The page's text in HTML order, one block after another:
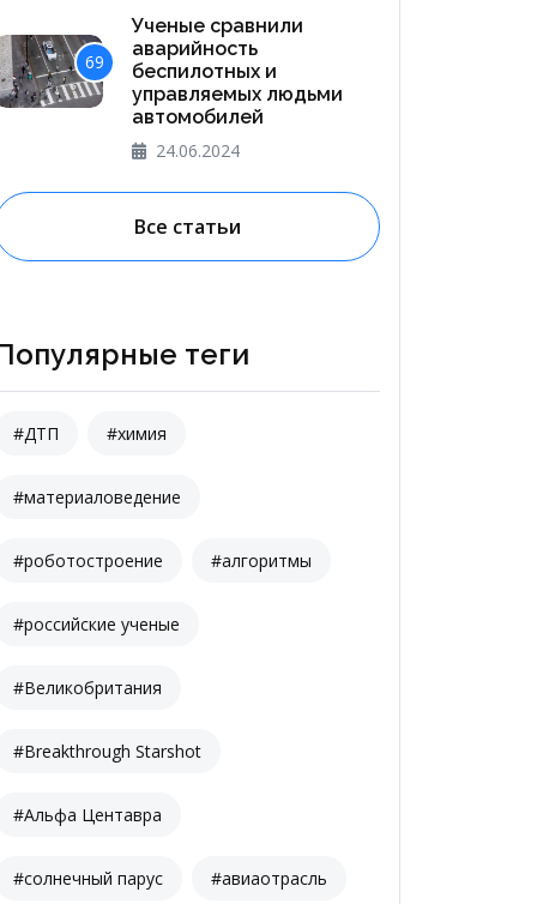
69
Ученые сравнили
аварийность
беспилотных и
управляемых людьми
автомобилей
24.06.2024
Все статьи
теги
#ДТП #химия
#материаловедение
#роботостроение #алгоритмы
#российские ученые
#Великобритания
#Breakthrough Starshot
#Альфа Центавра
#солнечный парус #авиаотрасль